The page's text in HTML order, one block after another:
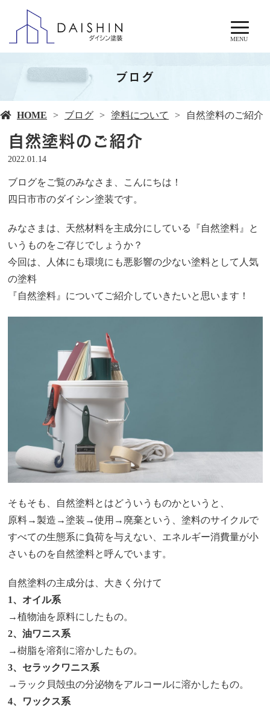
MENU
ブログ
HOME ブログ 塗料について 自然塗料のご紹介
自然塗料のご紹介
2022.01.14
ブログをご覧のみなさま、こんにちは！
四日市市のダイシン塗装です。
みなさまは、天然材料を主成分にしている『自然塗料』と
いうものをご存じでしょうか？
今回は、人体にも環境にも悪影響の少ない塗料として人気
の塗料
『自然塗料』についてご紹介していきたいと思います！
そもそも、自然塗料とはどういうものかというと、
原料→製造→塗装→使用→廃棄という、塗料のサイクルで
すべての生態系に負荷を与えない、エネルギー消費量が小
さいものを自然塗料と呼んでいます。
自然塗料の主成分は、大きく分けて
1、オイル系
→植物油を原料にしたもの。
2、油ワニス系
→樹脂を溶剤に溶かしたもの。
3、セラックワニス系
→ラック貝殻虫の分泌物をアルコールに溶かしたもの。
4、ワックス系